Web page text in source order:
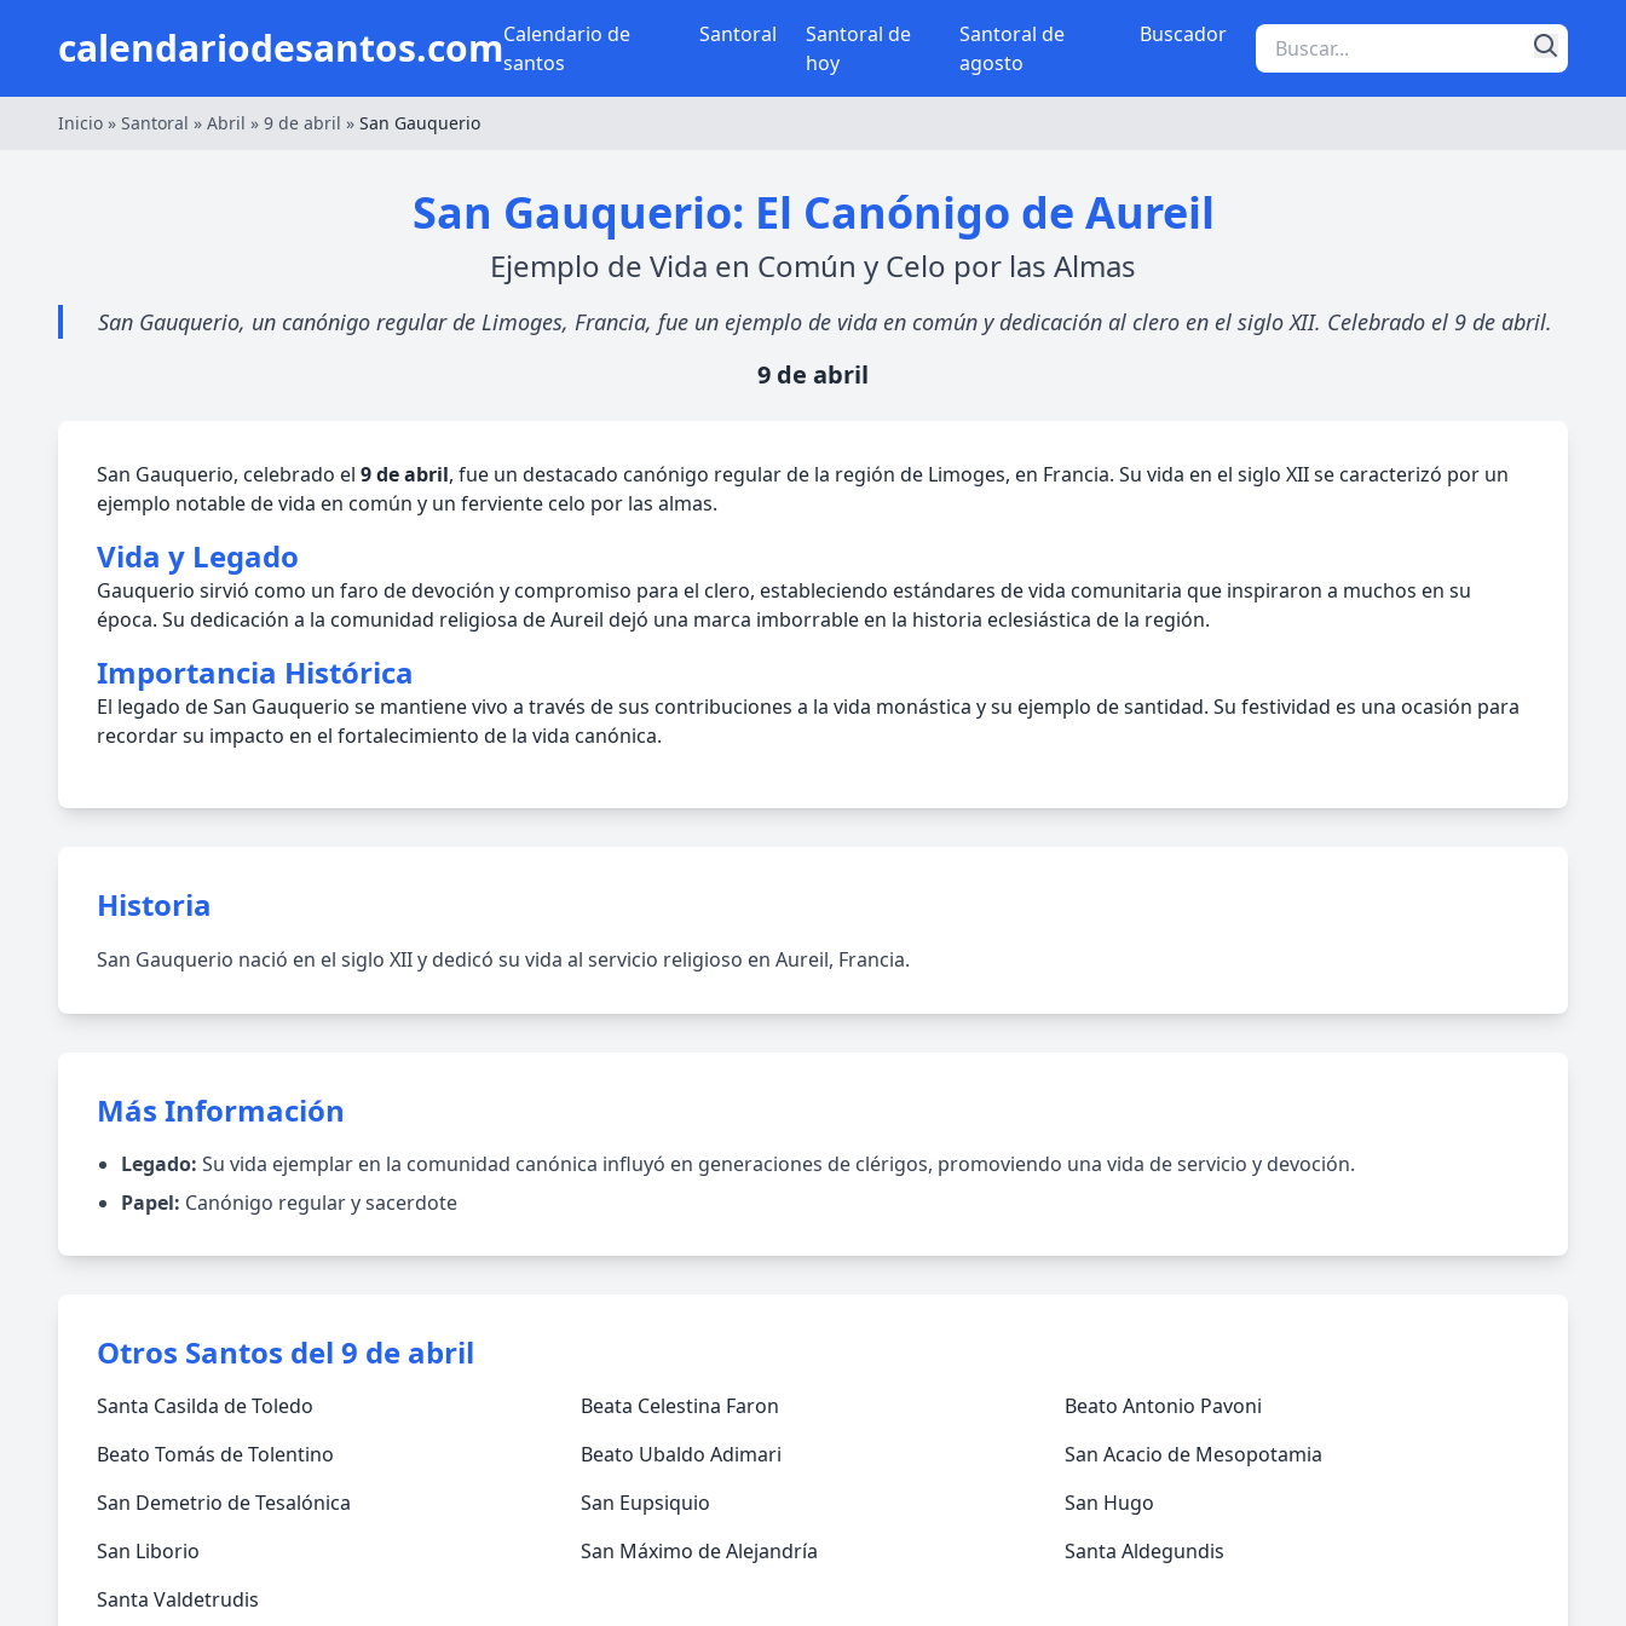
calendariodesantos.comCalendario de
santos
Santoral
Santoral de
hoy
Santoral de
agosto
Buscador
Inicio » Santoral » Abril » 9 de abril » San Gauquerio
San Gauquerio: El Canónigo de Aureil
Ejemplo de Vida en Común y Celo por las Almas
San Gauquerio, un canónigo regular de Limoges, Francia, fue un ejemplo de vida en común y dedicación al clero en el siglo XII. Celebrado el 9 de abril.
9 de abril
San Gauquerio, celebrado el 9 de abril, fue un destacado canónigo regular de la región de Limoges, en Francia. Su vida en el siglo XII se caracterizó por un
ejemplo notable de vida en común y un ferviente celo por las almas.
Vida y Legado
Gauquerio sirvió como un faro de devoción y compromiso para el clero, estableciendo estándares de vida comunitaria que inspiraron a muchos en su
época. Su dedicación a la comunidad religiosa de Aureil dejó una marca imborrable en la historia eclesiástica de la región.
Importancia Histórica
El legado de San Gauquerio se mantiene vivo a través de sus contribuciones a la vida monástica y su ejemplo de santidad. Su festividad es una ocasión para
recordar su impacto en el fortalecimiento de la vida canónica.
Historia
San Gauquerio nació en el siglo XII y dedicó su vida al servicio religioso en Aureil, Francia.
Más Información
Legado: Su vida ejemplar en la comunidad canónica influyó en generaciones de clérigos, promoviendo una vida de servicio y devoción.
Papel: Canónigo regular y sacerdote
Otros Santos del 9 de abril
Santa Casilda de Toledo Beata Celestina Faron
Beato Antonio Pavoni
Beato Tomás de Tolentino
Beato Ubaldo Adimari
San Acacio de Mesopotamia
San Demetrio de Tesalónica
San Eupsiquio
San Hugo
San Liborio
San Máximo de Alejandría
Santa Aldegundis
Santa Valdetrudis